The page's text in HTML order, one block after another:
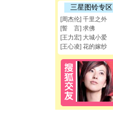
三星图铃专区
[周杰伦] 千里之外
[誓 言] 求佛
[王力宏] 大城小爱
[王心凌] 花的嫁纱